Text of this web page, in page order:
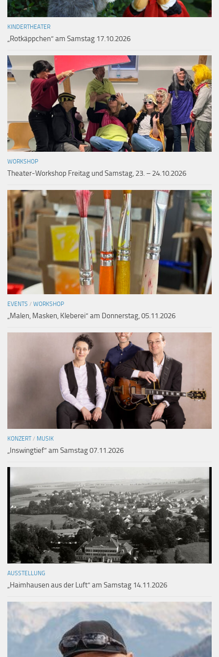
KINDERTHEATER
„Rotkäppchen“ am Samstag 17.10.2026
WORKSHOP
Theater-Workshop Freitag und Samstag, 23. – 24.10.2026
EVENTS / WORKSHOP
„Malen, Masken, Kleberei“ am Donnerstag, 05.11.2026
KONZERT/ MUSIK
„Inswingtief“ am Samstag 07.11.2026
AUSSTELLUNG
„Haimhausen aus der Luft“ am Samstag 14.11.2026